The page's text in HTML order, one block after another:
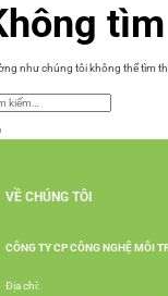
như chúng tôi không thể tìm
VỀ CHÚNG TÔI
CÔNG TY CP CÔNG NGHỆ MÔI
Địa chỉ: